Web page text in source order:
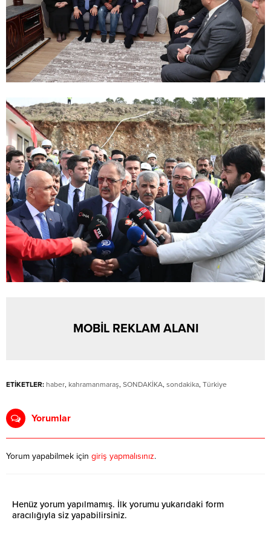
MOBİL REKLAM ALANI
ETİKETLER: haber, kahramanmaraş, SONDAKİKA, sondakika, Türkiye
Yorumlar
Yorum yapabilmek için giriş yapmalısınız.
Henüz yorum yapılmamış. İlk yorumu yukarıdaki form
aracılığıyla siz yapabilirsiniz.